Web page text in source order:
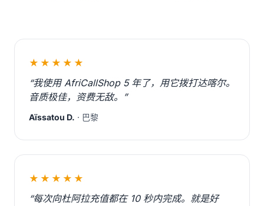
★★★★★
“我使用 AfriCallShop 5 年了，用它拨打达喀尔。
音质极佳，资费无敌。”
Aïssatou D. · 巴黎
★★★★★
“每次向杜阿拉充值都在 10 秒内完成。就是好